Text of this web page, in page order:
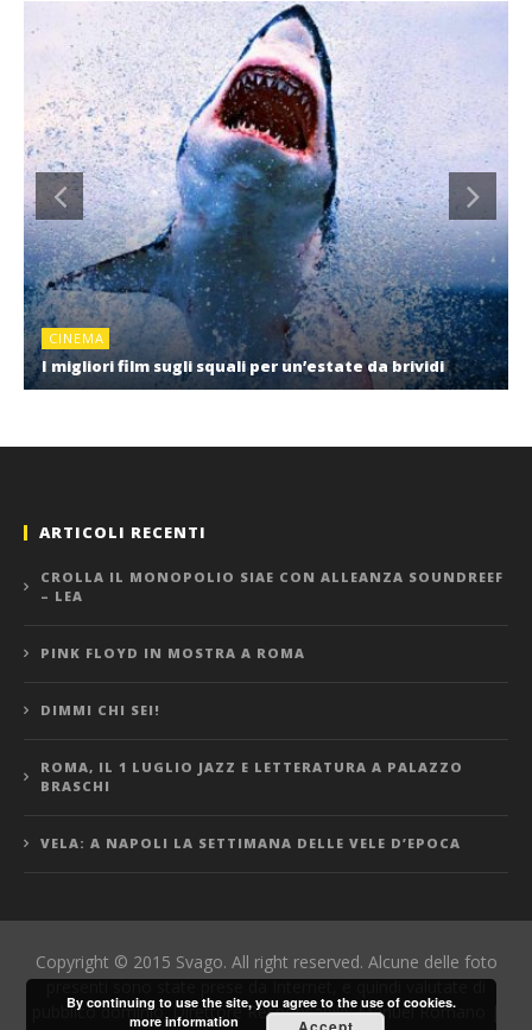
CINEMA
I migliori film sugli squali per un’estate da brividi
ARTICOLI RECENTI
CROLLA IL MONOPOLIO SIAE CON ALLEANZA SOUNDREEF
– LEA
PINK FLOYD IN MOSTRA A ROMA
DIMMI CHI SEI!
ROMA, IL 1 LUGLIO JAZZ E LETTERATURA A PALAZZO
BRASCHI
VELA: A NAPOLI LA SETTIMANA DELLE VELE D’EPOCA
Copyright © 2015 Svago. All right reserved. Alcune delle foto
presenti sono state prese da Internet, e quindi valutate di
pubblico dominio. Direttore Responsabile: Manuel Romano |
By continuing to use the site, you agree to the use of cookies.
more information